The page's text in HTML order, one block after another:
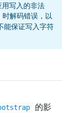
用写入的非法
时解码错误，以
能保证写入字符
的影